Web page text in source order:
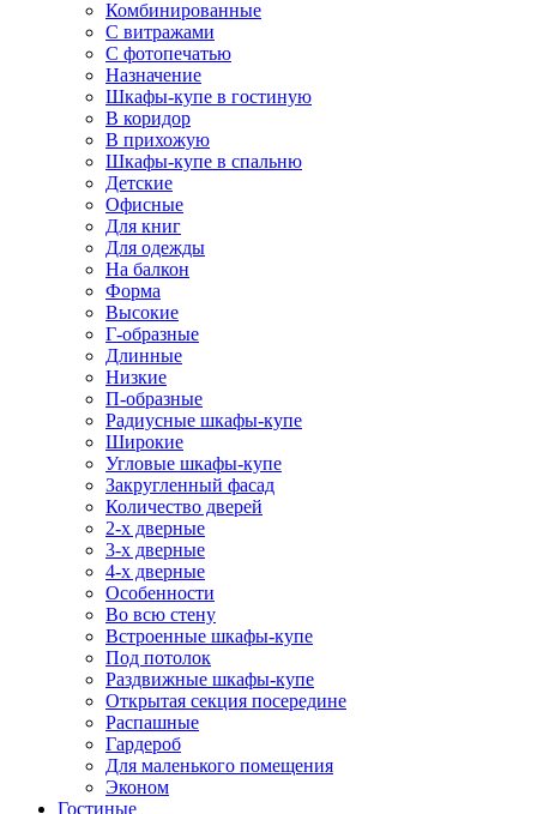
Комбинированные
С витражами
С фотопечатью
Назначение
Шкафы-купе в гостиную
В коридор
В прихожую
Шкафы-купе в спальню
Детские
Офисные
Для книг
Для одежды
На балкон
Форма
Высокие
Г-образные
Длинные
Низкие
П-образные
Радиусные шкафы-купе
Широкие
Угловые шкафы-купе
Закругленный фасад
Количество дверей
2-х дверные
3-х дверные
4-х дверные
Особенности
Во всю стену
Встроенные шкафы-купе
Под потолок
Раздвижные шкафы-купе
Открытая секция посередине
Распашные
Гардероб
Для маленького помещения
Эконом
Гостиные